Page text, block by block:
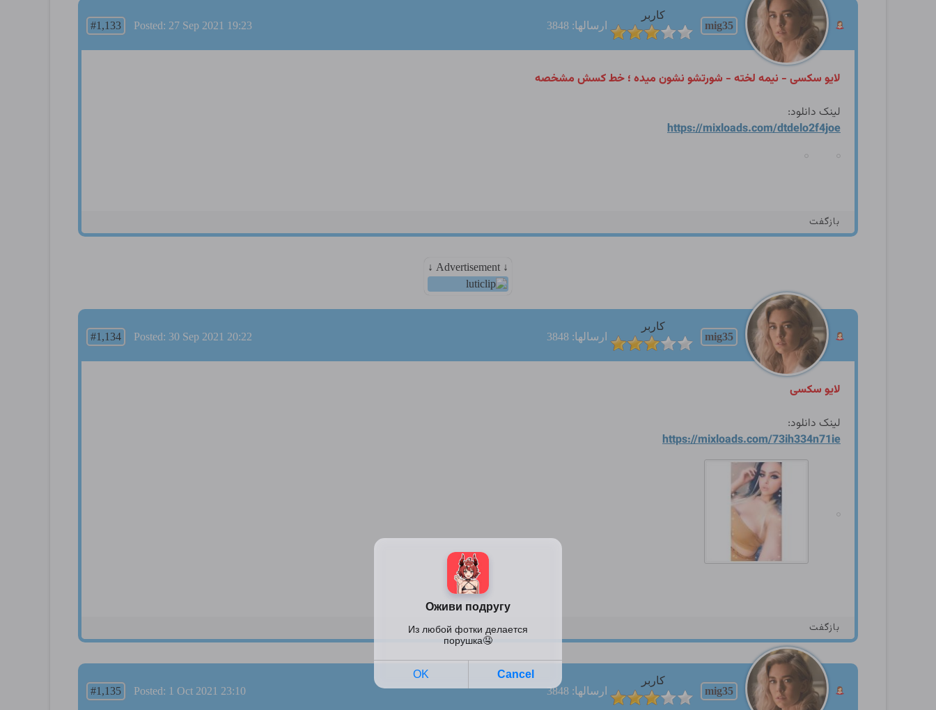
mig35
کاربر
ارسالها: 3848
#1,133 Posted: 27 Sep 2021 19:23
لایو سکسی - نیمه لخته - شورتشو نشون میده ؛ خط کسش مشخصه
لینک دانلود:
https://mixloads.com/dtdelo2f4joe
بازگفت
↓ Advertisement ↓
mig35
کاربر
ارسالها: 3848
#1,134 Posted: 30 Sep 2021 20:22
لایو سکسی
لینک دانلود:
https://mixloads.com/73ih334n71ie
بازگفت
mig35
کاربر
ارسالها: 3848
#1,135 Posted: 1 Oct 2021 23:10